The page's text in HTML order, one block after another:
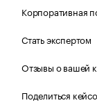
Корпоративная
Стать экспертом
Отзывы о вашей
Поделиться